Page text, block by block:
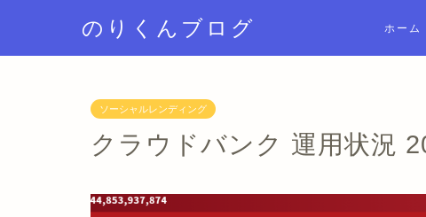
のりくんブログ ホーム
ソーシャルレンディング
クラウドバンク 運用状況